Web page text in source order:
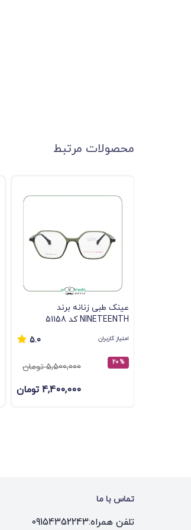
محصولات مرتبط
عینک طبی زنانه برند
NINETEENTH کد 51158
امتیاز کاربران 5.0
% 20 5,500,000 تومان
4,400,000 تومان
تماس با ما
تلفن همراه:09154352243